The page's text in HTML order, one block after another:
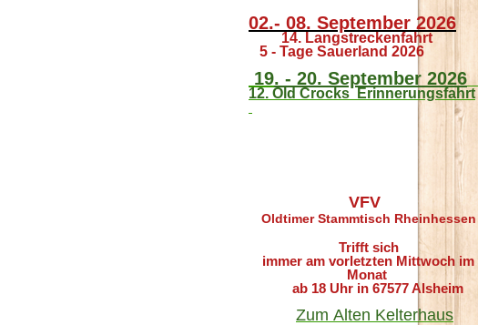
02.- 08. September 2026
14. Langstreckenfahrt
5 - Tage Sauerland 2026
19. - 20. September 2026
12. Old Crocks Erinnerungsfahrt
VFV
Oldtimer Stammtisch Rheinhessen
Trifft sich
immer am vorletzten Mittwoch im
Monat
ab 18 Uhr in 67577 Alsheim
Zum Alten Kelterhaus